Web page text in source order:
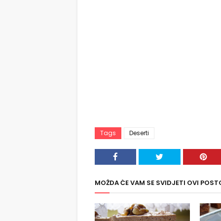
Tags Deserti
MOŽDA ĆE VAM SE SVIDJETI OVI